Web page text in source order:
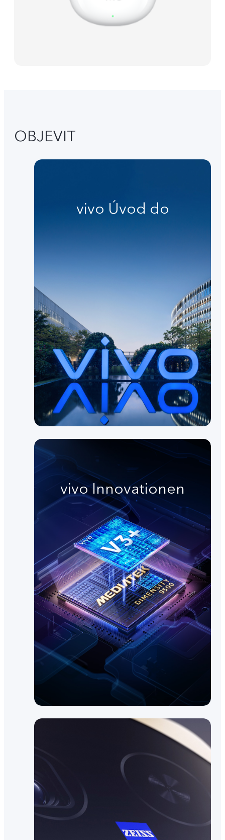
OBJEVIT
vivo Úvod do
vivo Innovationen